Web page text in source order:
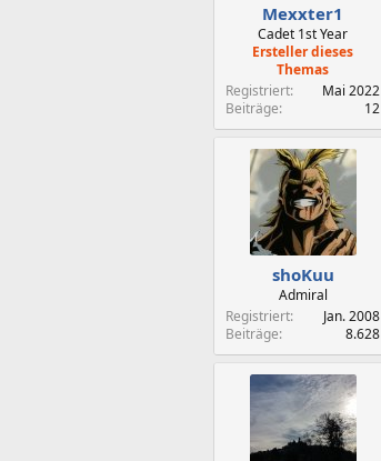
Mexxter1
Cadet 1st Year
Ersteller dieses
Themas
Registriert
Mai 2022
Beiträge
12
shoKuu
Admiral
Registriert
Jan. 2008
Beiträge
8.628